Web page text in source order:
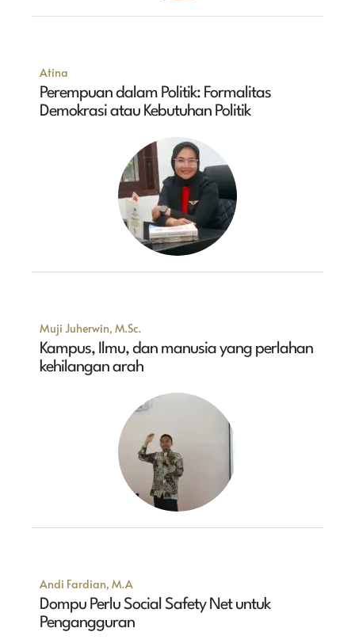
Atina
Perempuan dalam Politik: Formalitas
Demokrasi atau Kebutuhan Politik
Muji Juherwin, M.Sc.
Kampus, Ilmu, dan manusia yang perlahan
kehilangan arah
Andi Fardian, M.A
Dompu Perlu Social Safety Net untuk
Pengangguran